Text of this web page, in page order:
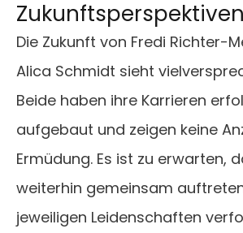
Zukunftsperspektiven
Die Zukunft von Fredi Richter-
Alica Schmidt sieht
Beide haben ihre Karrieren
aufgebaut und zeigen keine
Ermüdung. Es ist zu erwarten,
weiterhin gemeinsam
jeweiligen Leidenschaften